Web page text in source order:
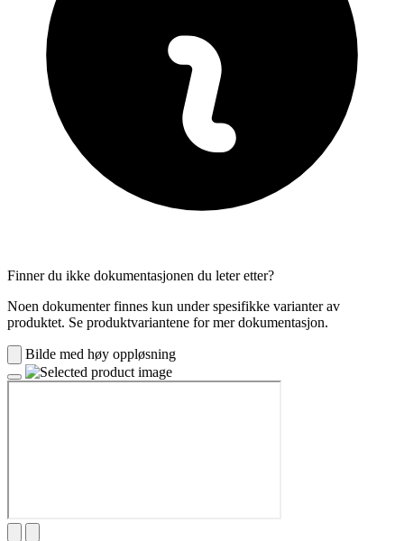
Finner du ikke dokumentasjonen du leter etter?
Noen dokumenter finnes kun under spesifikke varianter av
produktet. Se produktvariantene for mer dokumentasjon.
Bilde med høy oppløsning